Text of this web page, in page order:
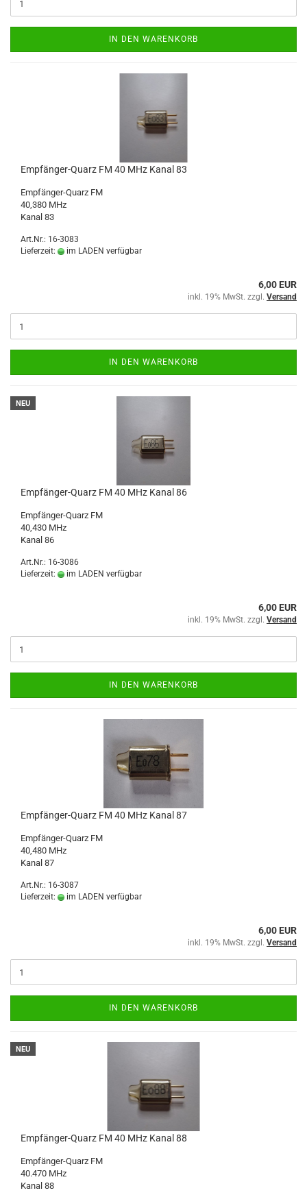
IN DEN WARENKORB
Empfänger-Quarz FM 40 MHz Kanal 83
Empfänger-Quarz FM
40,380 MHz
Kanal 83
Art.Nr.: 16-3083
Lieferzeit:
im LADEN verfügbar
6,00 EUR
inkl. 19% MwSt. zzgl. Versand
IN DEN WARENKORB
NEU
Empfänger-Quarz FM 40 MHz Kanal 86
Empfänger-Quarz FM
40,430 MHz
Kanal 86
Art.Nr.: 16-3086
Lieferzeit:
im LADEN verfügbar
6,00 EUR
inkl. 19% MwSt. zzgl. Versand
IN DEN WARENKORB
Empfänger-Quarz FM 40 MHz Kanal 87
Empfänger-Quarz FM
40,480 MHz
Kanal 87
Art.Nr.: 16-3087
Lieferzeit:
im LADEN verfügbar
6,00 EUR
inkl. 19% MwSt. zzgl. Versand
IN DEN WARENKORB
NEU
Empfänger-Quarz FM 40 MHz Kanal 88
Empfänger-Quarz FM
40.470 MHz
Kanal 88